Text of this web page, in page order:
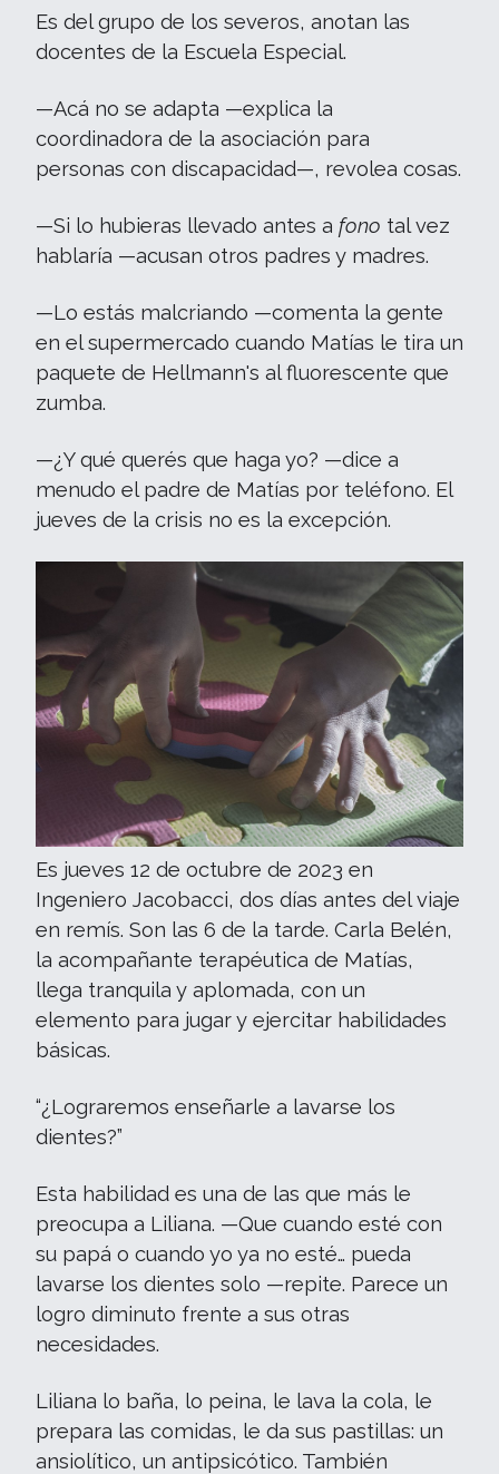
Es del grupo de los severos, anotan las
docentes de la Escuela Especial.
—Acá no se adapta —explica la
coordinadora de la asociación para
personas con discapacidad—, revolea cosas.
—Si lo hubieras llevado antes a fono tal vez
hablaría —acusan otros padres y madres.
—Lo estás malcriando —comenta la gente
en el supermercado cuando Matías le tira un
paquete de Hellmann's al fluorescente que
zumba.
—¿Y qué querés que haga yo? —dice a
menudo el padre de Matías por teléfono. El
jueves de la crisis no es la excepción.
Es jueves 12 de octubre de 2023 en
Ingeniero Jacobacci, dos días antes del viaje
en remís. Son las 6 de la tarde. Carla Belén,
la acompañante terapéutica de Matías,
llega tranquila y aplomada, con un
elemento para jugar y ejercitar habilidades
básicas.
“¿Lograremos enseñarle a lavarse los
dientes?”
Esta habilidad es una de las que más le
preocupa a Liliana. —Que cuando esté con
su papá o cuando yo ya no esté… pueda
lavarse los dientes solo —repite. Parece un
logro diminuto frente a sus otras
necesidades.
Liliana lo baña, lo peina, le lava la cola, le
prepara las comidas, le da sus pastillas: un
ansiolítico, un antipsicótico. También